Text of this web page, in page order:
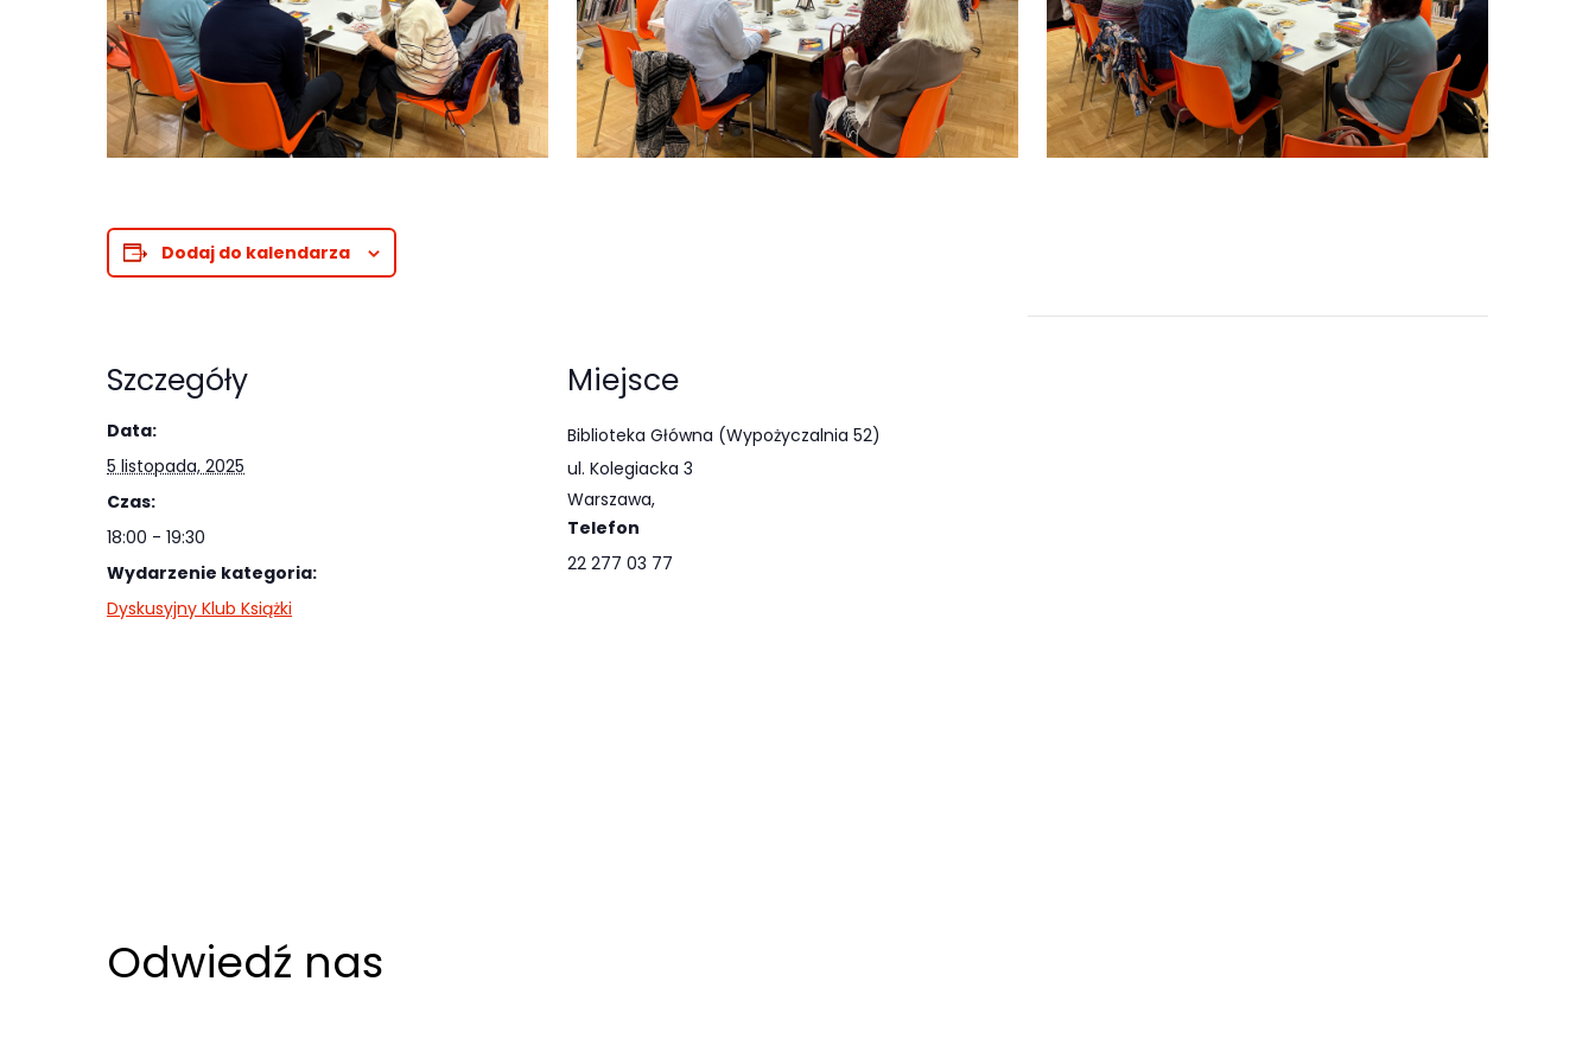
Dodaj do kalendarza
Szczegóły
Data:
5 listopada, 2025
Czas:
18:00 - 19:30
Wydarzenie kategoria:
Dyskusyjny Klub Książki
Miejsce
Biblioteka Główna (Wypożyczalnia 52)
ul. Kolegiacka 3
Warszawa,
Telefon
22 277 03 77
Odwiedź nas
podczas
twojego
przejścia na nią.
Jeśli odrzucisz
te pliki cookie,
internetowej.
Udostępniając
zainteresowania i
zachowania
podczas
odwiedzania naszej
szansę na
zobaczenie